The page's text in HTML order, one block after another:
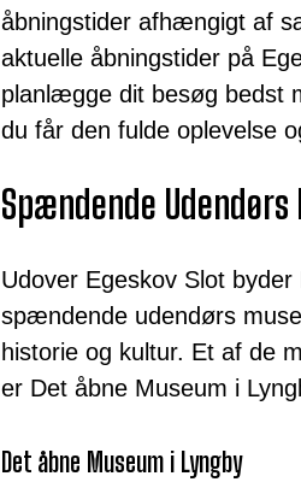
åbningstider afhængigt af
aktuelle åbningstider på
planlægge dit besøg bedst
du får den fulde oplevelse
Spændende Udendørs
Udover Egeskov Slot
spændende udendørs
historie og kultur. Et af de
er Det åbne Museum i
Det åbne Museum i Lyngby